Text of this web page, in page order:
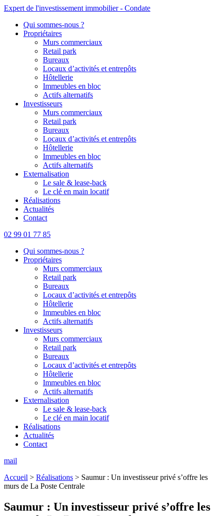
Expert de l'investissement immobilier - Condate
Qui sommes-nous ?
Propriétaires
Murs commerciaux
Retail park
Bureaux
Locaux d’activités et entrepôts
Hôtellerie
Immeubles en bloc
Actifs alternatifs
Investisseurs
Murs commerciaux
Retail park
Bureaux
Locaux d’activités et entrepôts
Hôtellerie
Immeubles en bloc
Actifs alternatifs
Externalisation
Le sale & lease-back
Le clé en main locatif
Réalisations
Actualités
Contact
02 99 01 77 85
Qui sommes-nous ?
Propriétaires
Murs commerciaux
Retail park
Bureaux
Locaux d’activités et entrepôts
Hôtellerie
Immeubles en bloc
Actifs alternatifs
Investisseurs
Murs commerciaux
Retail park
Bureaux
Locaux d’activités et entrepôts
Hôtellerie
Immeubles en bloc
Actifs alternatifs
Externalisation
Le sale & lease-back
Le clé en main locatif
Réalisations
Actualités
Contact
mail
Accueil > Réalisations > Saumur : Un investisseur privé s’offre les
murs de La Poste Centrale
Saumur : Un investisseur privé s’offre les